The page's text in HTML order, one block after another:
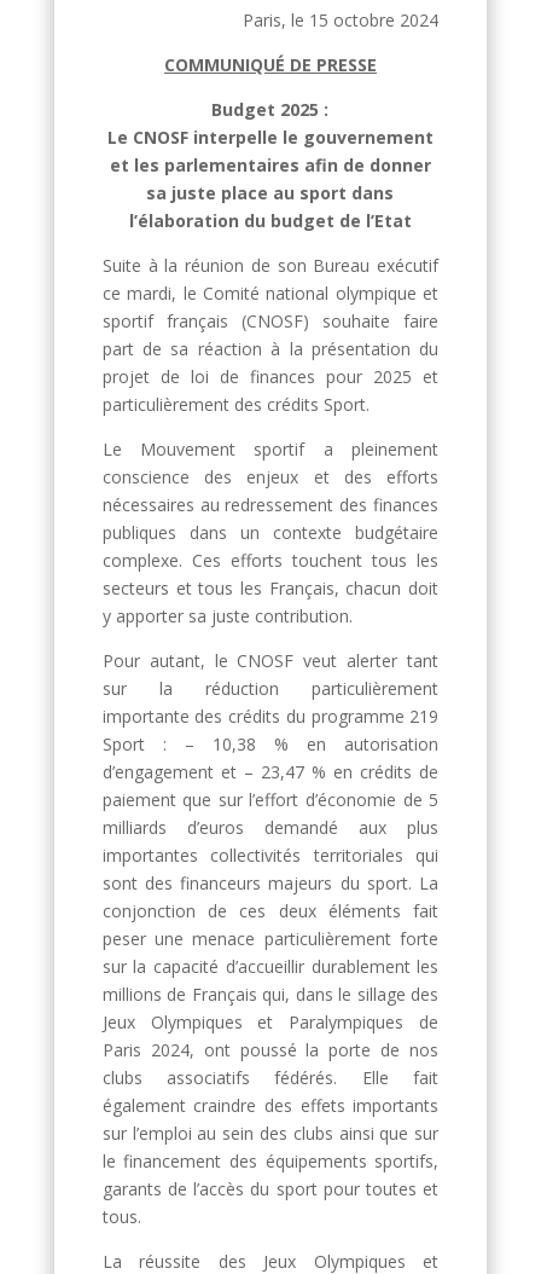
Paris, le 15 octobre 2024
COMMUNIQUÉ DE PRESSE
Budget 2025 :
Le CNOSF interpelle le gouvernement
et les parlementaires afin de donner
sa juste place au sport dans
l’élaboration du budget de l’Etat
Suite à la réunion de son Bureau exécutif
ce mardi, le Comité national olympique et
sportif français (CNOSF) souhaite faire
part de sa réaction à la présentation du
projet de loi de finances pour 2025 et
particulièrement des crédits Sport.
Le Mouvement sportif a pleinement
conscience des enjeux et des efforts
nécessaires au redressement des finances
publiques dans un contexte budgétaire
complexe. Ces efforts touchent tous les
secteurs et tous les Français, chacun doit
y apporter sa juste contribution.
Pour autant, le CNOSF veut alerter tant
sur la réduction particulièrement
importante des crédits du programme 219
Sport : – 10,38 % en autorisation
d’engagement et – 23,47 % en crédits de
paiement que sur l’effort d’économie de 5
milliards d’euros demandé aux plus
importantes collectivités territoriales qui
sont des financeurs majeurs du sport. La
conjonction de ces deux éléments fait
peser une menace particulièrement forte
sur la capacité d’accueillir durablement les
millions de Français qui, dans le sillage des
Jeux Olympiques et Paralympiques de
Paris 2024, ont poussé la porte de nos
clubs associatifs fédérés. Elle fait
également craindre des effets importants
sur l’emploi au sein des clubs ainsi que sur
le financement des équipements sportifs,
garants de l’accès du sport pour toutes et
tous.
La réussite des Jeux Olympiques et